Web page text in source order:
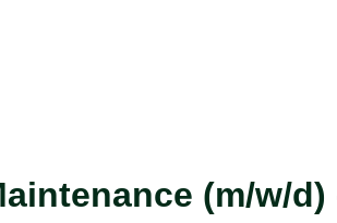
(m/w/d)